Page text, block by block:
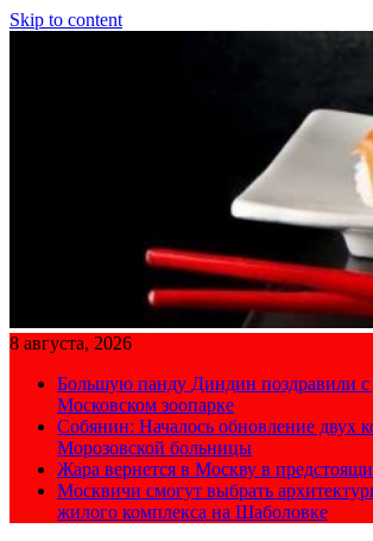
Skip to content
8 августа, 2026
Большую панду Диндин поздравили
Московском зоопарке
Собянин: Началось обновление двух
Морозовской больницы
Жара вернется в Москву в
Москвичи смогут выбрать
жилого комплекса на Шаболовке